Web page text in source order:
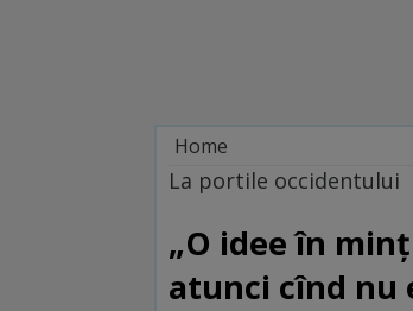
Home
La porţile occidentului
La portile occidentului
„O idee în
atunci cînd nu